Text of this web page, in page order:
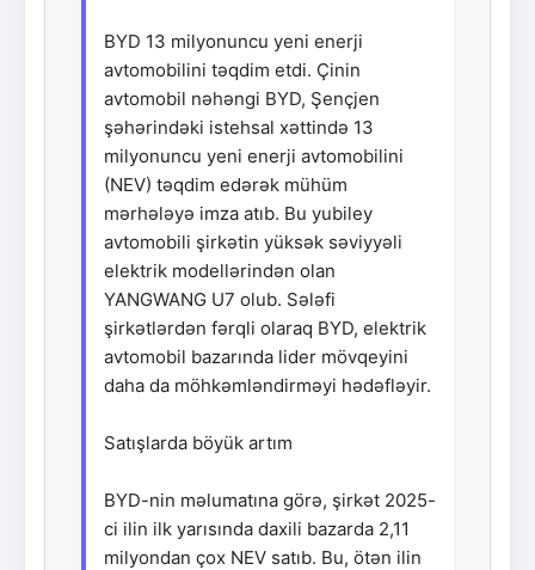
BYD 13 milyonuncu yeni enerji
avtomobilini təqdim etdi. Çinin
avtomobil nəhəngi BYD, Şençjen
şəhərindəki istehsal xəttində 13
milyonuncu yeni enerji avtomobilini
(NEV) təqdim edərək mühüm
mərhələyə imza atıb. Bu yubiley
avtomobili şirkətin yüksək səviyyəli
elektrik modellərindən olan
YANGWANG U7 olub. Sələfi
şirkətlərdən fərqli olaraq BYD, elektrik
avtomobil bazarında lider mövqeyini
daha da möhkəmləndirməyi hədəfləyir.
Satışlarda böyük artım
BYD-nin məlumatına görə, şirkət 2025-
ci ilin ilk yarısında daxili bazarda 2,11
milyondan çox NEV satıb. Bu, ötən ilin